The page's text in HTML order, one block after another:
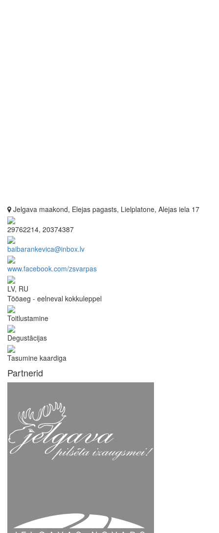
Jelgava maakond, Elejas pagasts, Lielplatone, Alejas iela 17
29762214, 20374387
baibarankevica@inbox.lv
www.facebook.com/zsvarpas
LV, RU
Tööaeg - eelneval kokkuleppel
Toitlustamine
Degustācijas
Tasumine kaardiga
Partnerid